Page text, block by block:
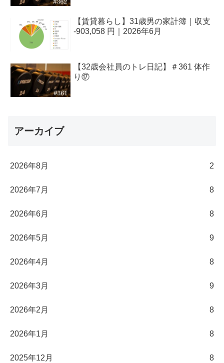
【賃貸暮らし】31歳男の家計簿｜収支
-903,058 円｜2026年6月
【32歳会社員のトレ日記】＃361 体作
り⑰
アーカイブ
2026年8月 2
2026年7月 8
2026年6月 8
2026年5月 9
2026年4月 8
2026年3月 9
2026年2月 8
2026年1月 8
2025年12月 8